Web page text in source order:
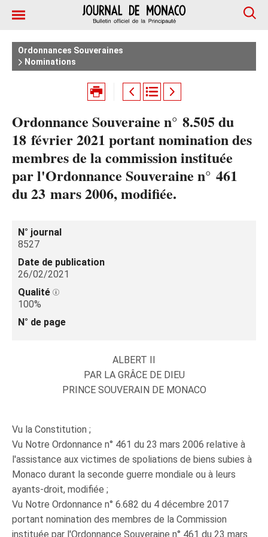
Ordonnances Souveraines
Nominations
Ordonnance Souveraine n° 8.505 du
18 février 2021 portant nomination des
membres de la commission instituée
par l'Ordonnance Souveraine n° 461
du 23 mars 2006, modifiée.
N° journal
8527
Date de publication
26/02/2021
Qualité
100%
N° de page
ALBERT II
PAR LA GRÂCE DE DIEU
PRINCE SOUVERAIN DE MONACO
Vu la Constitution ;
Vu Notre Ordonnance n° 461 du 23 mars 2006 relative à
l'assistance aux victimes de spoliations de biens subies à
Monaco durant la seconde guerre mondiale ou à leurs
ayants-droit, modifiée ;
Vu Notre Ordonnance n° 6.682 du 4 décembre 2017
portant nomination des membres de la Commission
instituée par l'Ordonnance Souveraine n° 461 du 23 mars